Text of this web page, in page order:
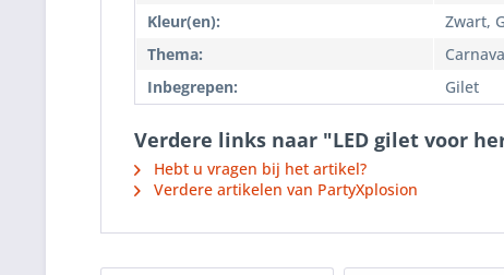
Kleur(en):
Zwart,
Thema:
Inbegrepen:
Gilet
Verdere links naar "LED gilet voor
Hebt u vragen bij het artikel?
Verdere artikelen van PartyXplosion